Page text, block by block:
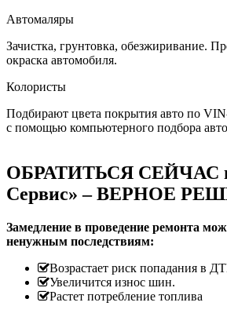
Автомаляры
Зачистка, грунтовка, обезжиривание.
окраска автомобиля.
Колористы
Подбирают цвета покрытия авто по
с помощью компьютерного подбора
ОБРАТИТЬСЯ СЕЙЧАС в
Сервис» – ВЕРНОЕ
Замедление в проведение ремонта
ненужным последствиям:
Возрастает риск попадания в
Увеличится износ шин.
Растет потребление топлива